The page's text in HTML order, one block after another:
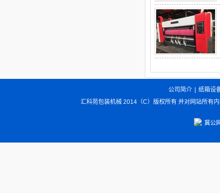
公司简介
纸箱设
汇科苑包装机械 2014（C）版权所有 并对网站所有
冀公